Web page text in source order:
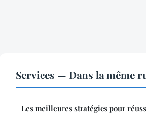
Services — Dans la même
Les meilleures stratégies pour